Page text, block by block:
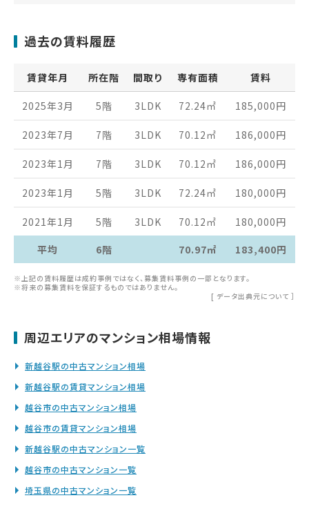
過去の賃料履歴
賃貸年月 所在階 間取り 専有面積 賃料
2025年3月 5階 3LDK 72.24㎡ 185,000円
2023年7月 7階 3LDK 70.12 ㎡ 186,000円
2023年1月 7階 3LDK 70.12 ㎡ 186,000円
2023年1月 5階 3LDK 72.24㎡ 180,000円
2021年1月 5階 3LDK 70.12 ㎡ 180,000円
平均
6階 70.97㎡ 183,400円
※上記の賃料履歴は成約事例ではなく、募集賃料事例の一部となります。
※将来の募集賃料を保証するものではありません。
[ データ出典元について ］
周辺エリアのマンション相場情報
新越谷駅の中古マンション相場
新越谷駅の賃貸マンション相場
越谷市の中古マンション相場
越谷市の賃貸マンション相場
新越谷駅の中古マンション一覧
越谷市の中古マンション一覧
埼玉県の中古マンション一覧